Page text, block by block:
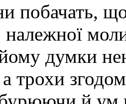
побачать, що
належної
думки
а трохи